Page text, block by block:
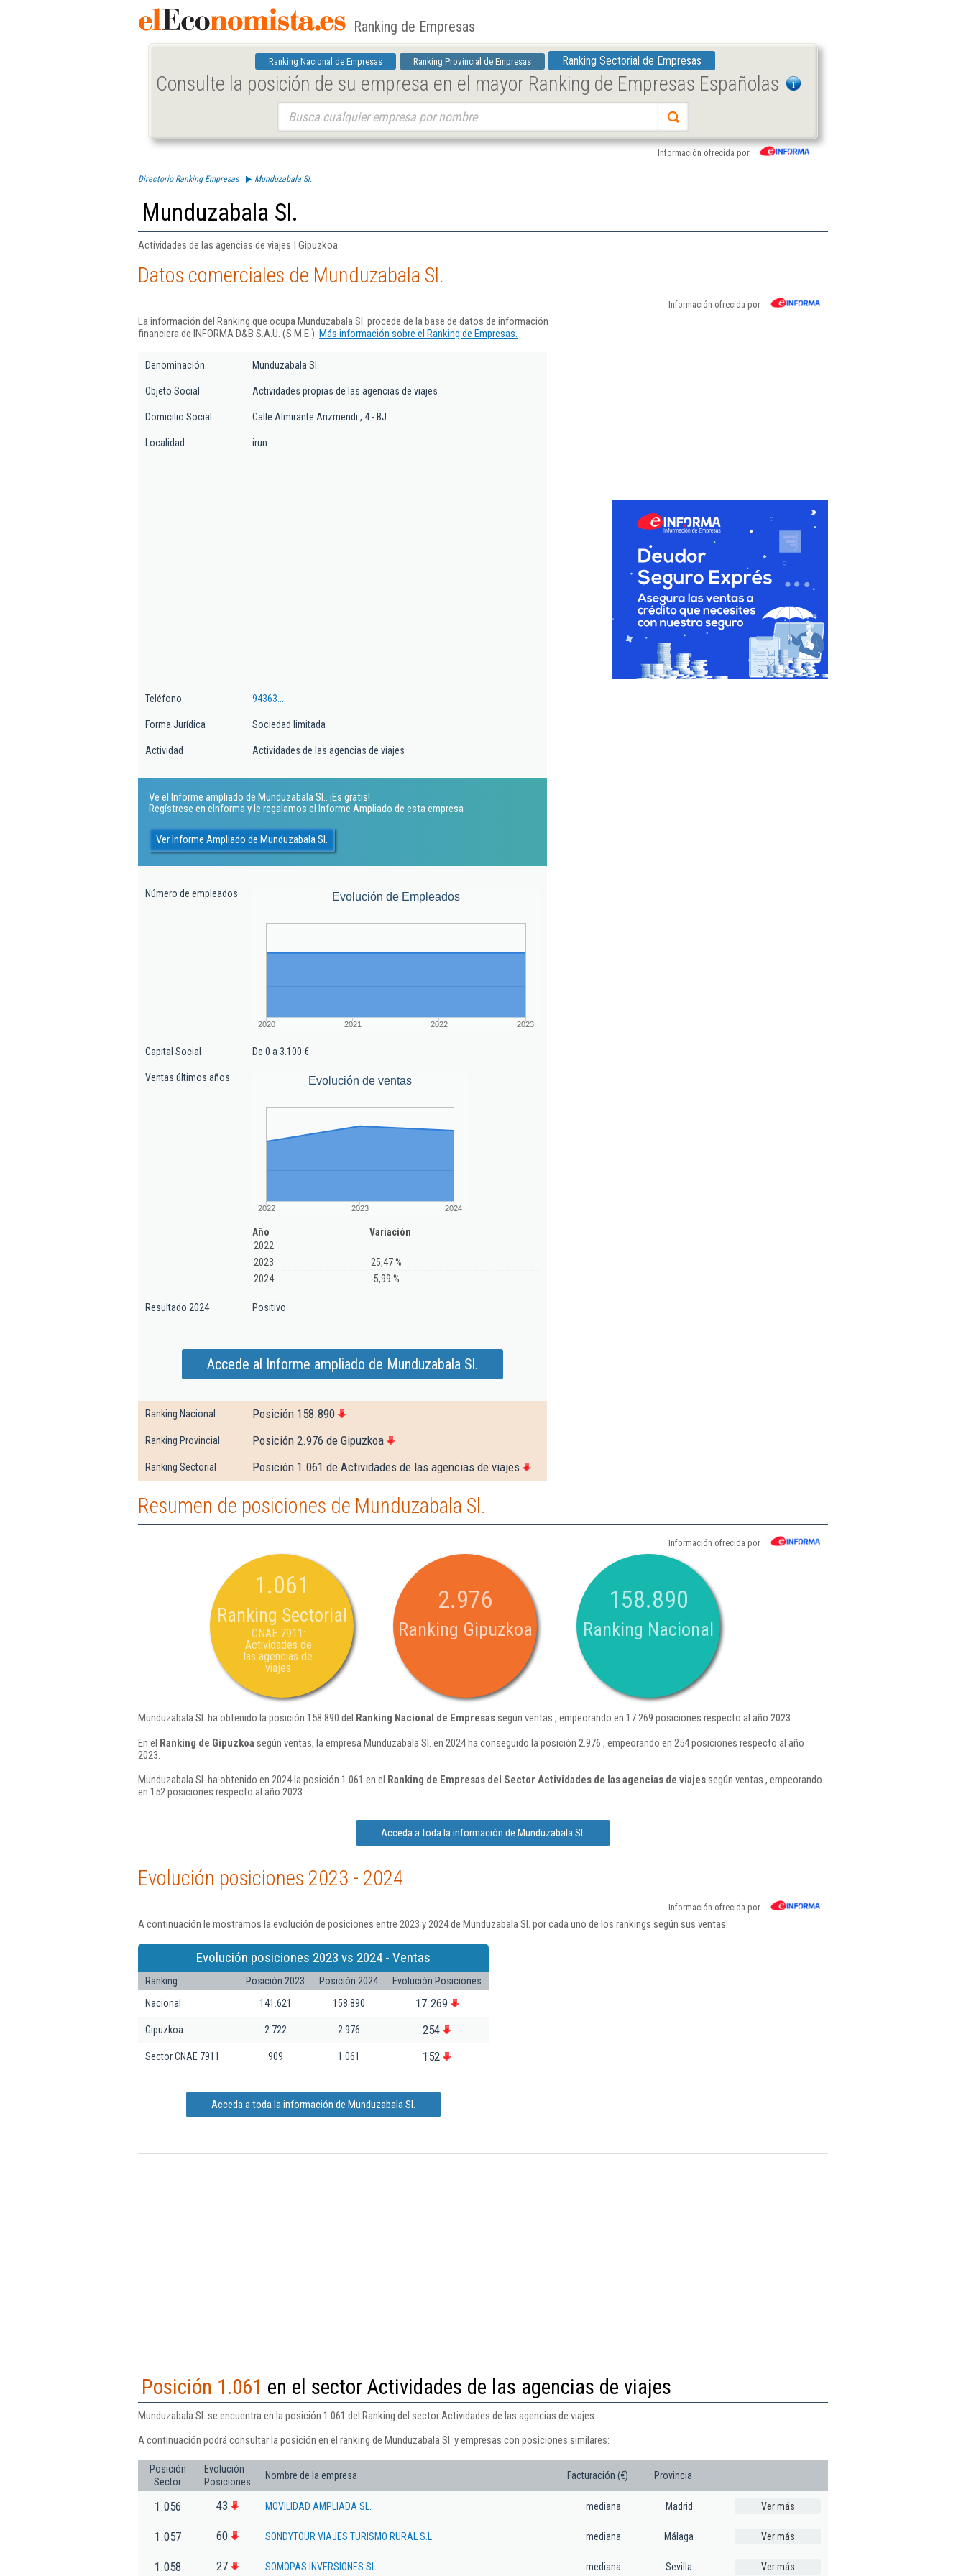
Ranking de Empresas
Ranking Nacional de Empresas Ranking Provincial de Empresas Ranking Sectorial de Empresas
Consulte la posición de su empresa en el mayor Ranking de Empresas Españolas
Información ofrecida por
Directorio Ranking Empresas Munduzabala Sl.
Munduzabala Sl.
Actividades de las agencias de viajes | Gipuzkoa
Datos comerciales de Munduzabala Sl.
Información ofrecida por
La información del Ranking que ocupa Munduzabala Sl. procede de la base de datos de información
financiera de INFORMA D&B S.A.U. (S.M.E.). Más información sobre el Ranking de Empresas.
Denominación Munduzabala Sl.
Objeto Social Actividades propias de las agencias de viajes
Domicilio Social Calle Almirante Arizmendi , 4 - BJ
Localidad irun
Teléfono 94363...
Forma Jurídica Sociedad limitada
Actividad Actividades de las agencias de viajes
Ve el Informe ampliado de Munduzabala Sl.. ¡Es gratis!
Regístrese en eInforma y le regalamos el Informe Ampliado de esta empresa
Ver Informe Ampliado de Munduzabala Sl.
Número de empleados Evolución de Empleados
2020 2021 2022 2023
Capital Social De 0 a 3.100 €
Ventas últimos años Evolución de ventas
2022 2023 2024
Año
Variación
2022
2023
25,47 %
2024
-5,99 %
Resultado 2024 Positivo
Accede al Informe ampliado de Munduzabala Sl.
Ranking Nacional Posición 158.890
Ranking Provincial Posición 2.976 de Gipuzkoa
Ranking Sectorial Posición 1.061 de Actividades de las agencias de viajes
Resumen de posiciones de Munduzabala Sl.
Información ofrecida por
1.061
Ranking Sectorial
CNAE 7911:
Actividades de
las agencias de
viajes
2.976
Ranking Gipuzkoa
158.890
Ranking Nacional
Munduzabala Sl. ha obtenido la posición 158.890 del Ranking Nacional de Empresassegún ventas , empeorando en 17.269 posiciones respecto al año 2023.
En el Ranking de Gipuzkoa según ventas, la empresa Munduzabala Sl. en 2024 ha conseguido la posición 2.976 , empeorando en 254 posiciones respecto al año
2023.
Munduzabala Sl. ha obtenido en 2024 la posición 1.061 en el Ranking de Empresas del Sector Actividades de las agencias de viajessegún ventas , empeorando
en 152 posiciones respecto al año 2023.
Acceda a toda la información de Munduzabala Sl.
Evolución posiciones 2023 - 2024
Información ofrecida por
A continuación le mostramos la evolución de posiciones entre 2023 y 2024 de Munduzabala Sl. por cada uno de los rankings según sus ventas:
Evolución posiciones 2023 vs 2024 - Ventas
Ranking Posición 2023 Posición 2024
Evolución Posiciones
Nacional
141.621 158.890 17.269
Gipuzkoa 2.722 2.976 254
Sector CNAE 7911 909 1.061 152
Acceda a toda la información de Munduzabala Sl.
Posición 1.061 en el sector Actividades de las agencias de viajes
Munduzabala Sl. se encuentra en la posición 1.061 del Ranking del sector Actividades de las agencias de viajes.
A continuación podrá consultar la posición en el ranking de Munduzabala Sl. y empresas con posiciones similares:
Posición
Sector
Evolución
Posiciones
Nombre de la empresa Facturación (€) Provincia
1.056 43 MOVILIDAD AMPLIADA SL. mediana Madrid Ver más
1.057 60 SONDYTOUR VIAJES TURISMO RURAL S.L. mediana Málaga Ver más
1.058 27 SOMOPAS INVERSIONES SL. mediana Sevilla Ver más